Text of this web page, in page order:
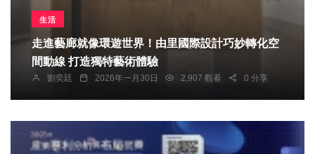
生活
走進藝廊就像環遊世界！由里國際設計巧妙轉化空
間動線 打造獨特藝術體驗
劉奕廷 2026年一月30日 2,907 觀看 0 分享